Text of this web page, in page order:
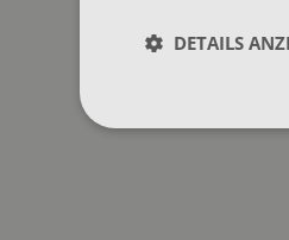
DETAILS